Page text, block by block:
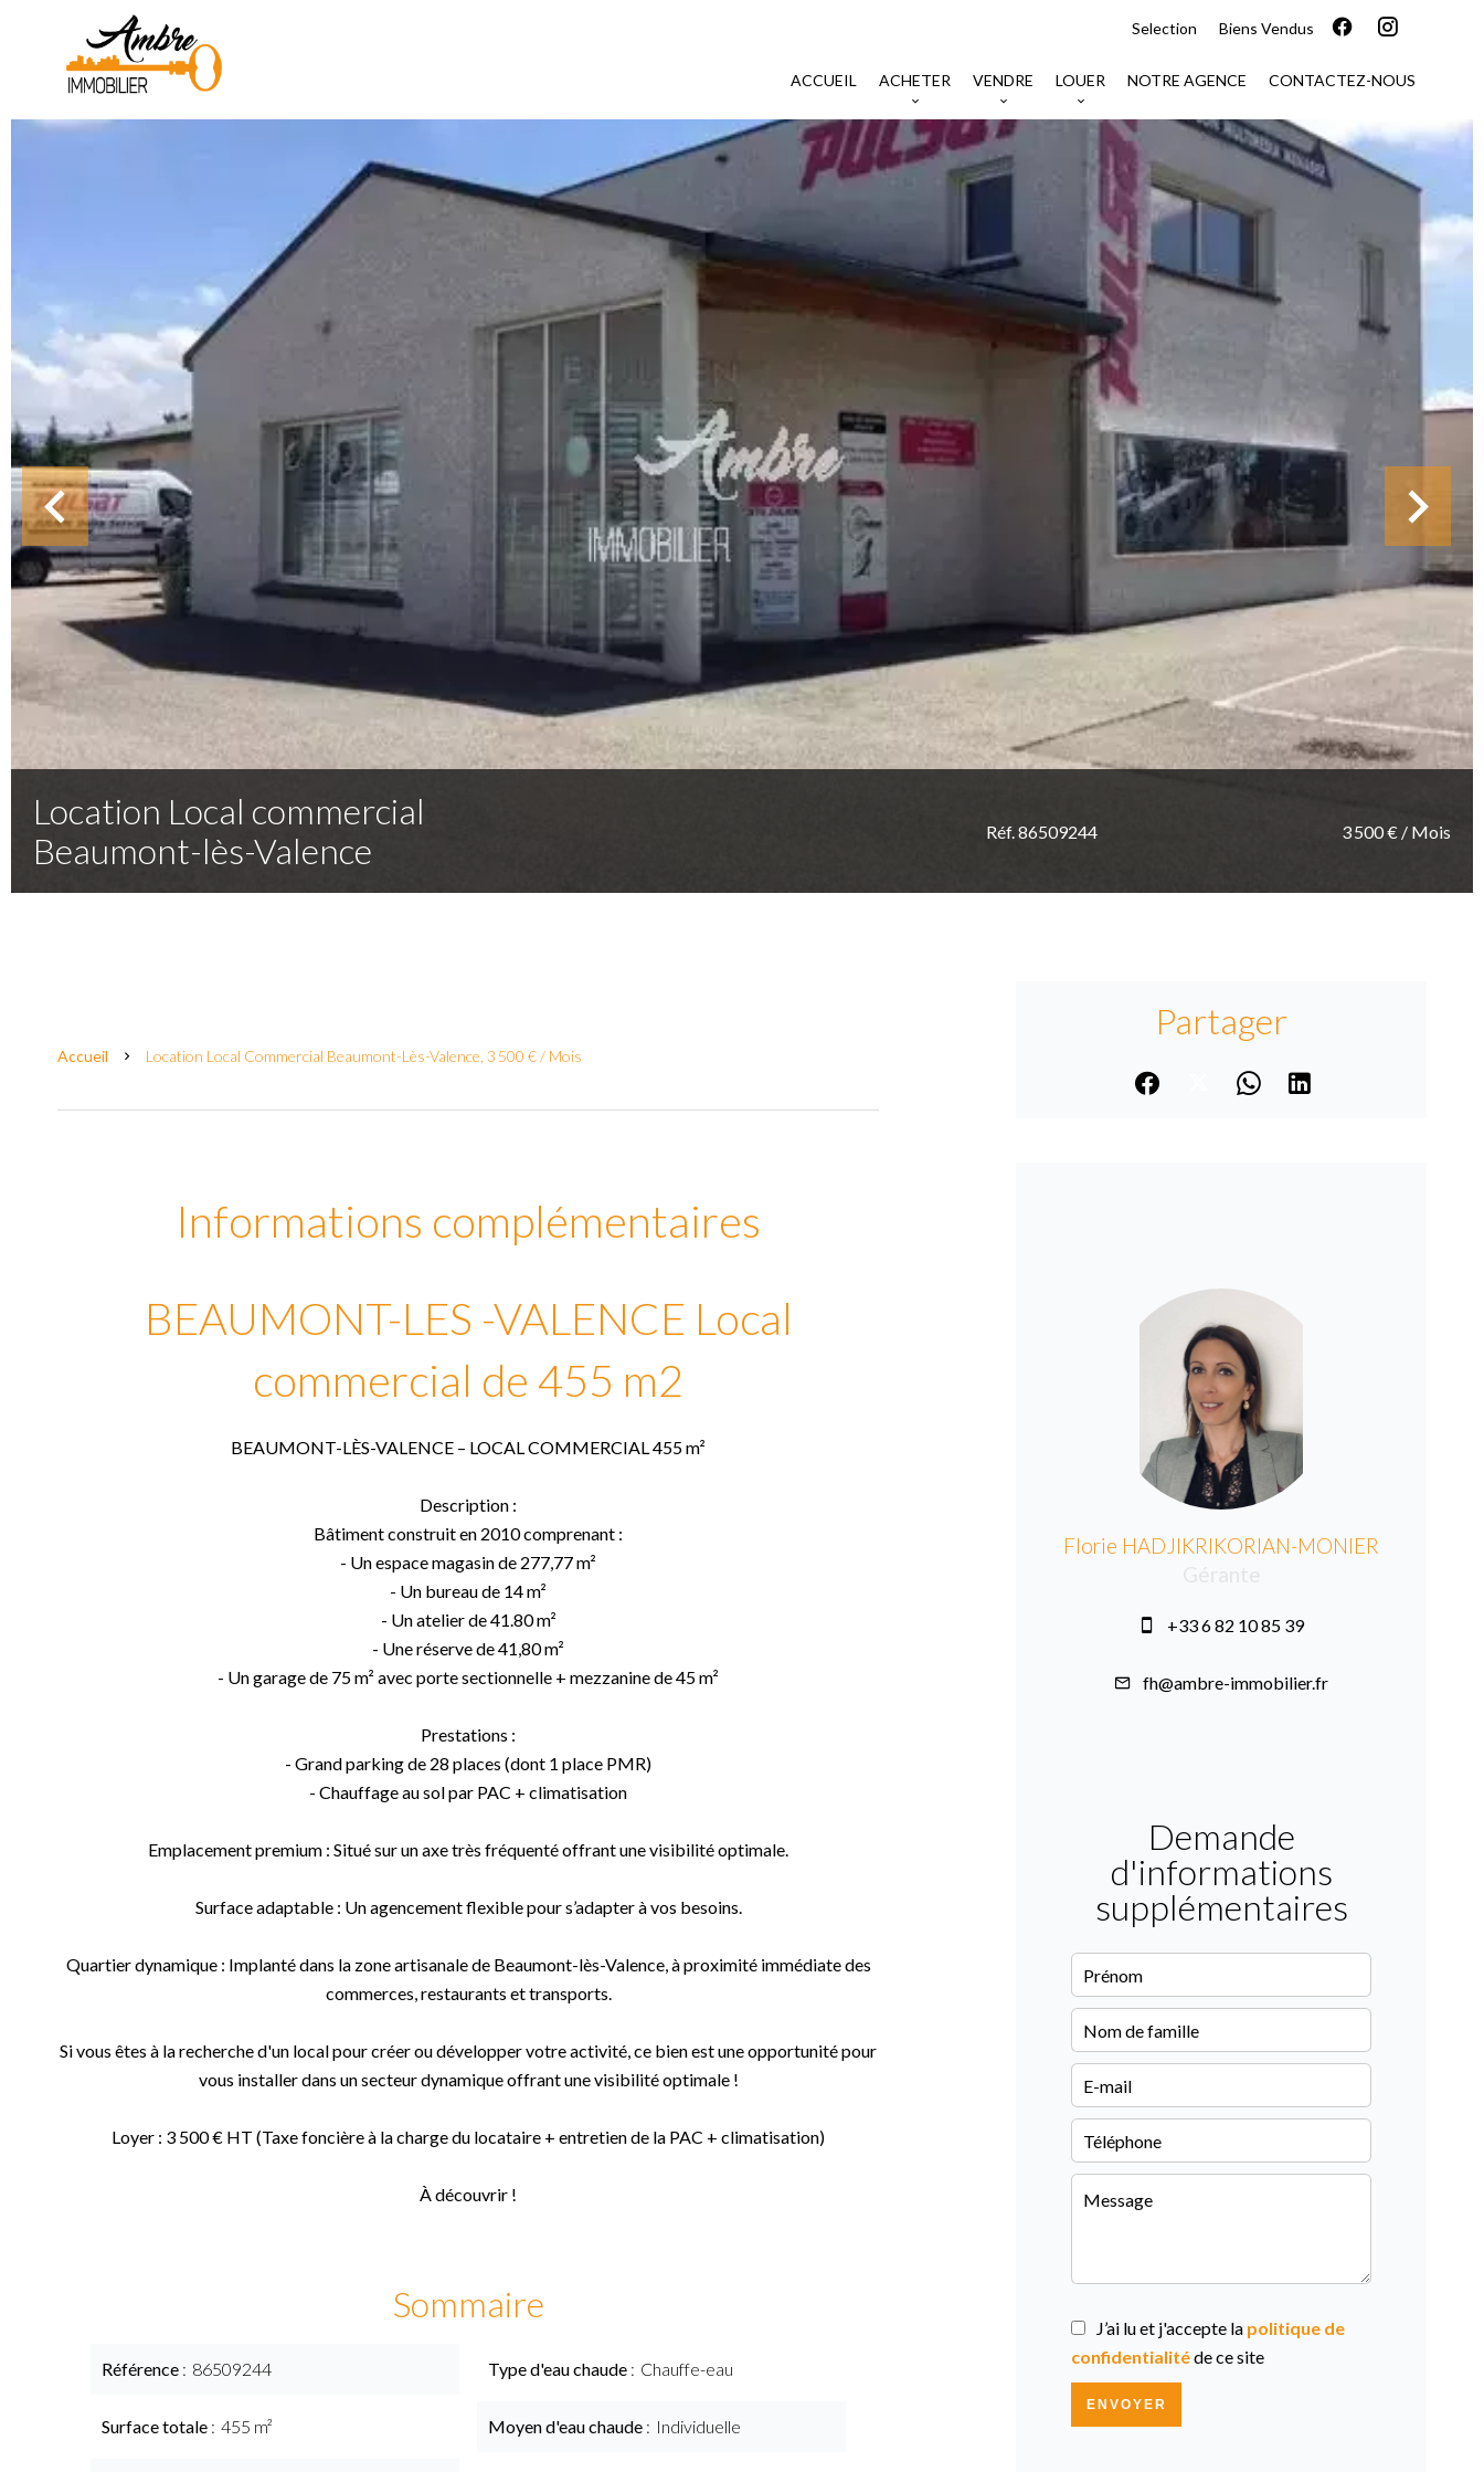
Selection Biens Vendus
ACCUEIL ACHETER VENDRE LOUER NOTRE AGENCE CONTACTEZ-NOUS
Location Local commercial
Beaumont-lès-Valence
Réf. 86509244 3 500 € / Mois
Accueil Location Local Commercial Beaumont-Lès-Valence, 3 500 € / Mois
Informations complémentaires
BEAUMONT-LES -VALENCE Local
commercial de 455 m2
BEAUMONT-LÈS-VALENCE – LOCAL COMMERCIAL 455 m²
Description :
Bâtiment construit en 2010 comprenant :
- Un espace magasin de 277,77 m²
- Un bureau de 14 m²
- Un atelier de 41.80 m²
- Une réserve de 41,80 m²
- Un garage de 75 m² avec porte sectionnelle + mezzanine de 45 m²
Prestations :
- Grand parking de 28 places (dont 1 place PMR)
- Chauffage au sol par PAC + climatisation
Emplacement premium : Situé sur un axe très fréquenté offrant une visibilité optimale.
Surface adaptable : Un agencement flexible pour s’adapter à vos besoins.
Quartier dynamique : Implanté dans la zone artisanale de Beaumont-lès-Valence, à proximité immédiate des
commerces, restaurants et transports.
Si vous êtes à la recherche d'un local pour créer ou développer votre activité, ce bien est une opportunité pour
vous installer dans un secteur dynamique offrant une visibilité optimale !
Loyer : 3 500 € HT (Taxe foncière à la charge du locataire + entretien de la PAC + climatisation)
À découvrir !
Sommaire
Référence 86509244
Surface totale 455 m²
Type d'eau chaude Chauffe-eau
Moyen d'eau chaude Individuelle
Partager
Florie HADJIKRIKORIAN-MONIER
+33 6 82 10 85 39
fh@ambre-immobilier.fr
Demande
d'informations
supplémentaires
J’ai lu et j'accepte la politique de
confidentialitéde ce site
ENVOYER